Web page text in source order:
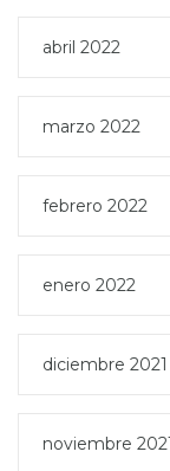
abril 2022
marzo 2022
febrero 2022
enero 2022
diciembre 2021
noviembre